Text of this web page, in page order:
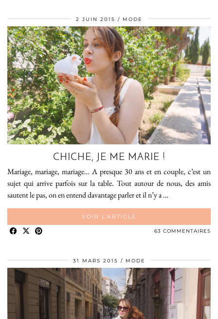
2 JUIN 2015 MODE
CHICHE, JE ME MARIE !
Mariage, mariage, mariage… A presque 30 ans et en couple, c’est un
sujet qui arrive parfois sur la table. Tout autour de nous, des amis
sautent le pas, on en entend davantage parler et il n’y a …
VOIR L’ARTICLE
63 COMMENTAIRES
31 MARS 2015 MODE